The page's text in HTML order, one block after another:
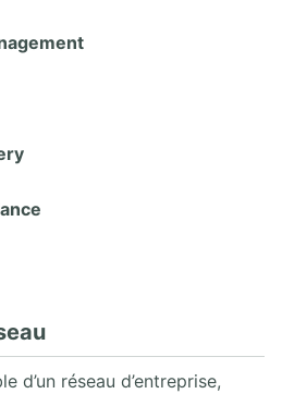
d’un réseau d’entreprise,